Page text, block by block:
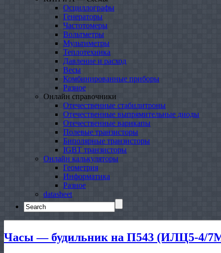
Осциллографы
Генераторы
Частотомеры
Вольтметры
Мультиметры
Теплотехника
Давление и расход
Весы
Комбинированные приборы
Разное
Онлайн справочники
Отечественные стабилитроны
Отечественные выпрямительные диоды
Отечественные варикапы
Полевые транзисторы
Биполярные транзисторы
IGBT транзисторы
Онлайн калькуляторы
Геометрия
Информатика
Разное
datasheet
Search
for:
Часы — будильник на П543 (ИЛЦ5-4/